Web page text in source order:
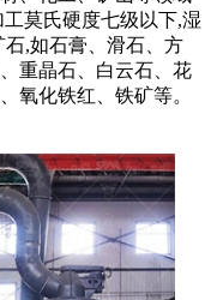
莫氏硬度七级以下,湿
石,如石膏、滑石、方
重晶石、白云石、花
氧化铁红、铁矿等。